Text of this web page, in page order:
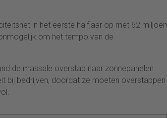
in het eerste halfjaar op met 62 miljoen
om het tempo van de
de massale overstap naar zonnepanelen
bij bedrijven, doordat ze moeten overstappen